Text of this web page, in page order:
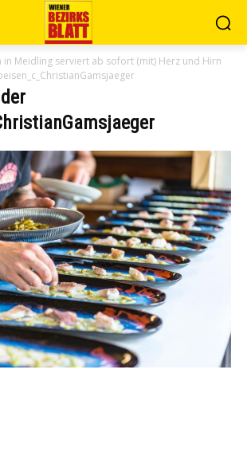
in Meidling serviert ab sofort (mit) Herz und Hirn